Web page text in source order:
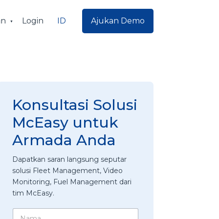
Login ID Ajukan Demo
Konsultasi Solusi
McEasy untuk
Armada Anda
Dapatkan saran langsung seputar
solusi Fleet Management, Video
Monitoring, Fuel Management dari
tim McEasy.
N
N